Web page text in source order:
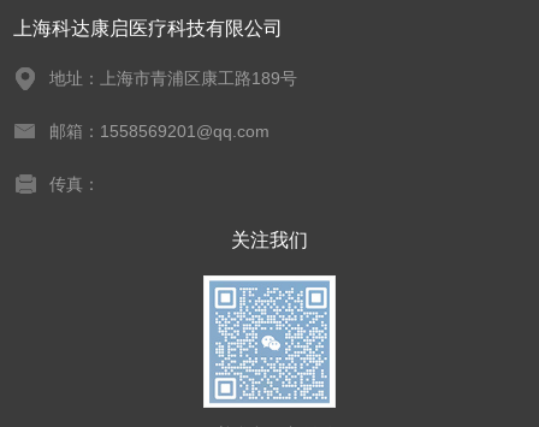
上海科达康启医疗科技有限公司
地址：上海市青浦区康工路189号
邮箱：1558569201@qq.com
传真：
关注我们